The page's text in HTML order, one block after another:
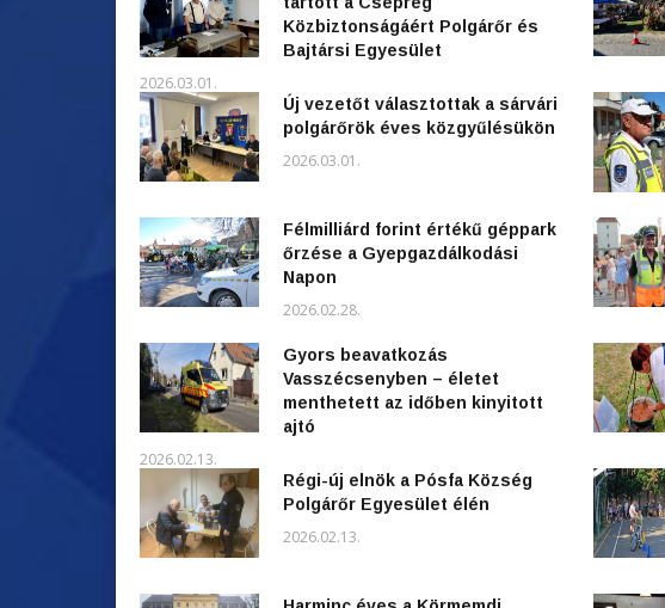
Közbiztonságáért Polgárőr és
Bajtársi Egyesület
2026.03.01.
Új vezetőt választottak a sárvári
polgárőrök éves közgyűlésükön
2026.03.01.
Félmilliárd forint értékű géppark
őrzése a Gyepgazdálkodási
Napon
2026.02.28.
Gyors beavatkozás
Vasszécsenyben – életet
menthetett az időben kinyitott
ajtó
2026.02.13.
Régi-új elnök a Pósfa Község
Polgárőr Egyesület élén
2026.02.13.